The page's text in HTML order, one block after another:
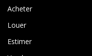
Acheter
Louer
Estimer